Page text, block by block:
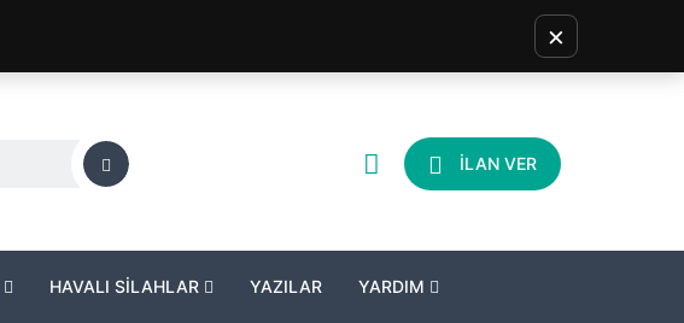
İLAN VER
HAVALI SİLAHLAR YAZILAR YARDIM
×